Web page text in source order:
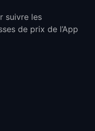
suivre les
de prix de l’App